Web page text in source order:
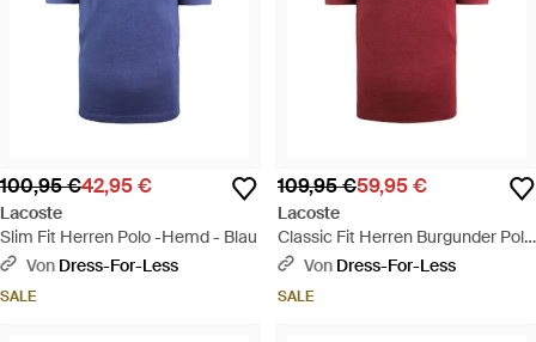
100,95 €42,95 €
Lacoste
Slim Fit Herren Polo -Hemd - Blau
Von Dress-For-Less
SALE
109,95 €59,95 €
Lacoste
Classic Fit Herren Burgunder Polo
-Hemd - Rot
Von Dress-For-Less
SALE